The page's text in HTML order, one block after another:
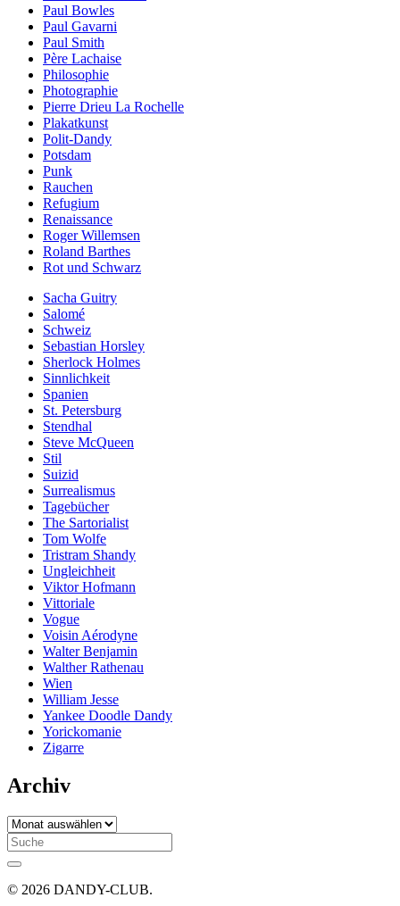
Paul Bowles
Paul Gavarni
Paul Smith
Père Lachaise
Philosophie
Photographie
Pierre Drieu La Rochelle
Plakatkunst
Polit-Dandy
Potsdam
Punk
Rauchen
Refugium
Renaissance
Roger Willemsen
Roland Barthes
Rot und Schwarz
Sacha Guitry
Salomé
Schweiz
Sebastian Horsley
Sherlock Holmes
Sinnlichkeit
Spanien
St. Petersburg
Stendhal
Steve McQueen
Stil
Suizid
Surrealismus
Tagebücher
The Sartorialist
Tom Wolfe
Tristram Shandy
Ungleichheit
Viktor Hofmann
Vittoriale
Vogue
Voisin Aérodyne
Walter Benjamin
Walther Rathenau
Wien
William Jesse
Yankee Doodle Dandy
Yorickomanie
Zigarre
Archiv
Archiv
Search
for:
© 2026 DANDY-CLUB.